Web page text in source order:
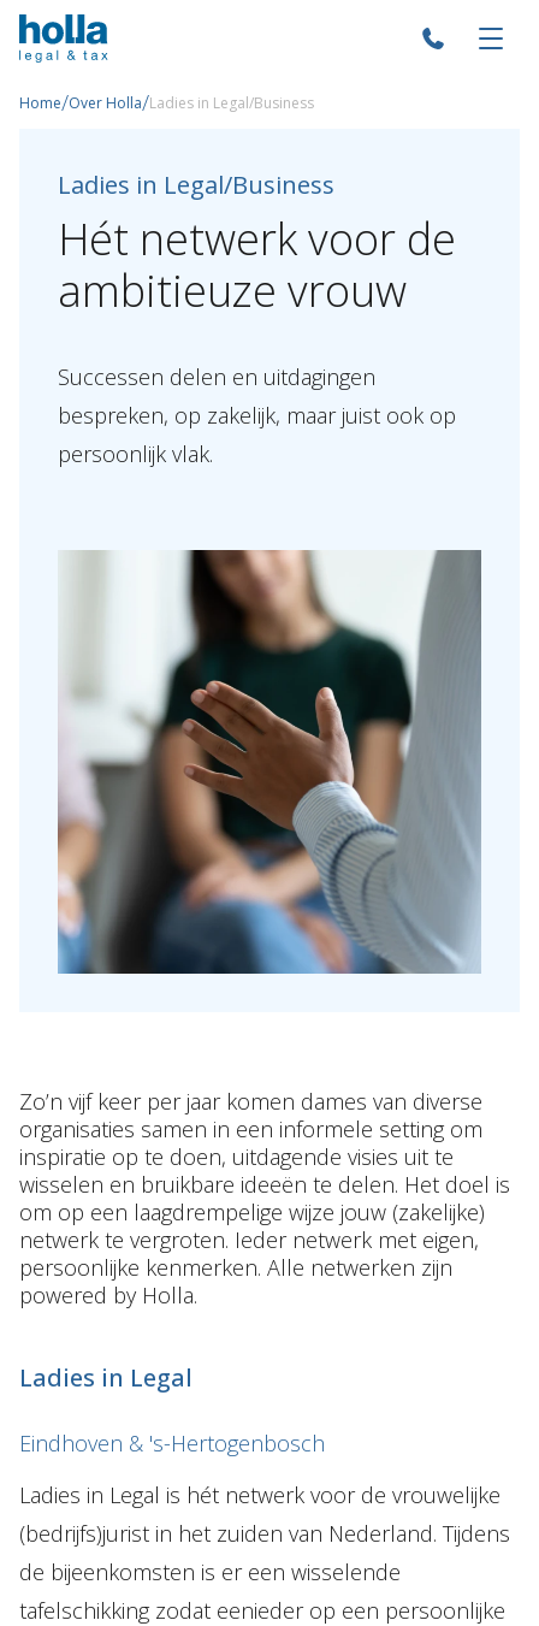
Over Holla
Onze mensen
Expertises
Topics
NL EN DE FR
Home/Over Holla/Ladies in Legal/Business
Ladies in Legal/Business
Hét netwerkvoor de
ambitieuze vrouw
Successen delen en uitdagingen
bespreken, op zakelijk, maar juist ook op
persoonlijk vlak.
Zo’n vijf keer per jaar komen dames van diverse
organisaties samen in een informele setting om
inspiratie op te doen, uitdagende visies uit te
wisselen en bruikbare ideeën te delen. Het doel is
om op een laagdrempelige wijze jouw (zakelijke)
netwerk te vergroten. Ieder netwerk met eigen,
persoonlijke kenmerken. Alle netwerken zijn
powered by Holla.
Ladies in Legal
Eindhoven & 's-Hertogenbosch
Ladies in Legal is hét netwerk voor de vrouwelijke
(bedrijfs)jurist in het zuiden van Nederland. Tijdens
de bijeenkomsten is er een wisselende
tafelschikking zodat eenieder op een persoonlijke